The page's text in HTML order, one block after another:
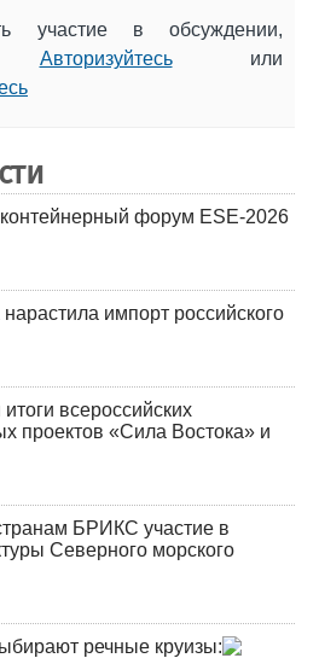
участие в обсуждении,
Авторизуйтесьили
форум ESE-2026
импорт российского
всероссийских
проектов «Сила Востока» и
БРИКС участие в
Северного морского
речные круизы: